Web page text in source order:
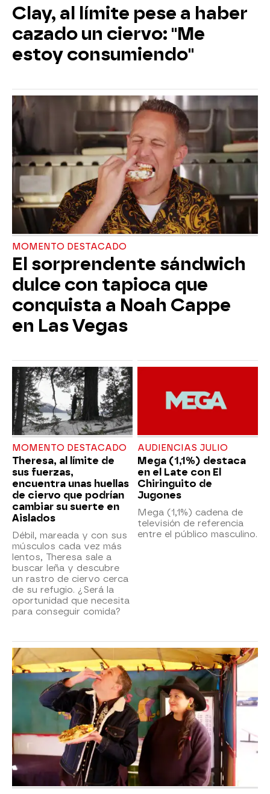
Clay, al límite pese a haber
cazado un ciervo: "Me
estoy consumiendo"
MOMENTO DESTACADO
El sorprendente sándwich
dulce con tapioca que
conquista a Noah Cappe
en Las Vegas
MOMENTO DESTACADO
Theresa, al límite de
sus fuerzas,
encuentra unas huellas
de ciervo que podrían
cambiar su suerte en
Aislados
Débil, mareada y con sus
músculos cada vez más
lentos, Theresa sale a
buscar leña y descubre
un rastro de ciervo cerca
de su refugio. ¿Será la
oportunidad que necesita
para conseguir comida?
AUDIENCIAS JULIO
Mega (1,1%) destaca
en el Late con El
Chiringuito de
Jugones
Mega (1,1%) cadena de
televisión de referencia
entre el público masculino.